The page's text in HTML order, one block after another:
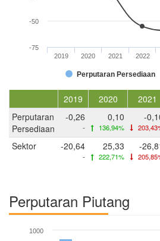
Perputaran Persediaan
2019 2020 2021 2022
-75
-50
2019 2020 2021
Perputaran
Persediaan
-0,26
-
0,10
136,94%
-
Sektor -20,64
-
25,33
222,71%
-
Perputaran Piutang
1000